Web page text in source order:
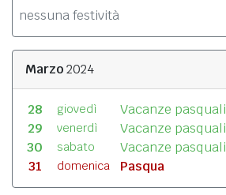
nessuna festività
Marzo2024
28 giovedì
Vacanze pasquali
29
venerdì
Vacanze pasquali
30
sabato
Vacanze pasquali
31
domenica Pasqua